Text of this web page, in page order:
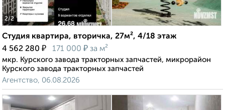
2/2
Студия квартира, вторичка, 27м², 4/18 этаж
4 562 280 ₽ 171 000 ₽ за м²
мкр. Курского завода тракторных запчастей, микрорайон
Курского завода тракторных запчастей
Агентство, 06.08.2026